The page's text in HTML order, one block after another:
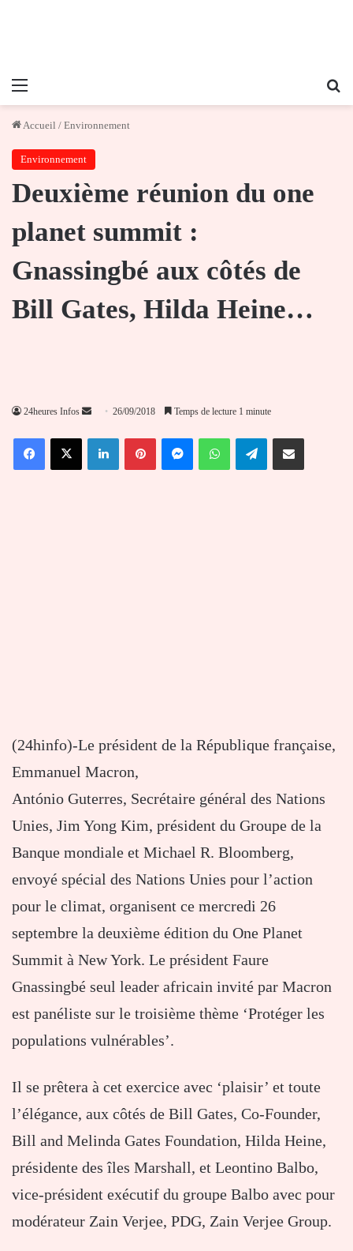
Menu
Accueil / Environnement
Environnement
Deuxième réunion du one
planet summit :
Gnassingbé aux côtés de
Bill Gates, Hilda Heine…
24heures Infos
Envoyer
courriel
26/09/2018 Temps de lecture 1 minute
FacebookX LinkedinPinterestMessengerWhatsAppTelegramPartager par email
(24hinfo)-Le président de la République française,
Emmanuel Macron,
António Guterres, Secrétaire général des Nations
Unies, Jim Yong Kim, président du Groupe de la
Banque mondiale et Michael R. Bloomberg,
envoyé spécial des Nations Unies pour l’action
pour le climat, organisent ce mercredi 26
septembre la deuxième édition du One Planet
Summit à New York. Le président Faure
Gnassingbé seul leader africain invité par Macron
est panéliste sur le troisième thème ‘Protéger les
populations vulnérables’.
Il se prêtera à cet exercice avec ‘plaisir’ et toute
l’élégance, aux côtés de Bill Gates, Co-Founder,
Bill and Melinda Gates Foundation, Hilda Heine,
présidente des îles Marshall, et Leontino Balbo,
vice-président exécutif du groupe Balbo avec pour
modérateur Zain Verjee, PDG, Zain Verjee Group.